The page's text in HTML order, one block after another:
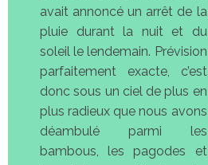
avait annoncé un arrêt de la
pluie durant la nuit et du
soleil le lendemain. Prévision
parfaitement exacte, c’est
donc sous un ciel de plus en
plus radieux que nous avons
déambulé parmi les
bambous, les pagodes et